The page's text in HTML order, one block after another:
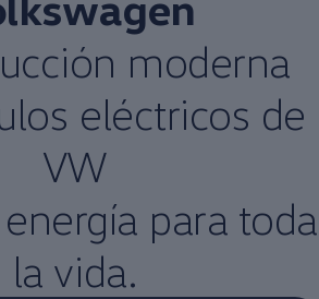
moderna
eléctricos de
VW
para toda
la vida.